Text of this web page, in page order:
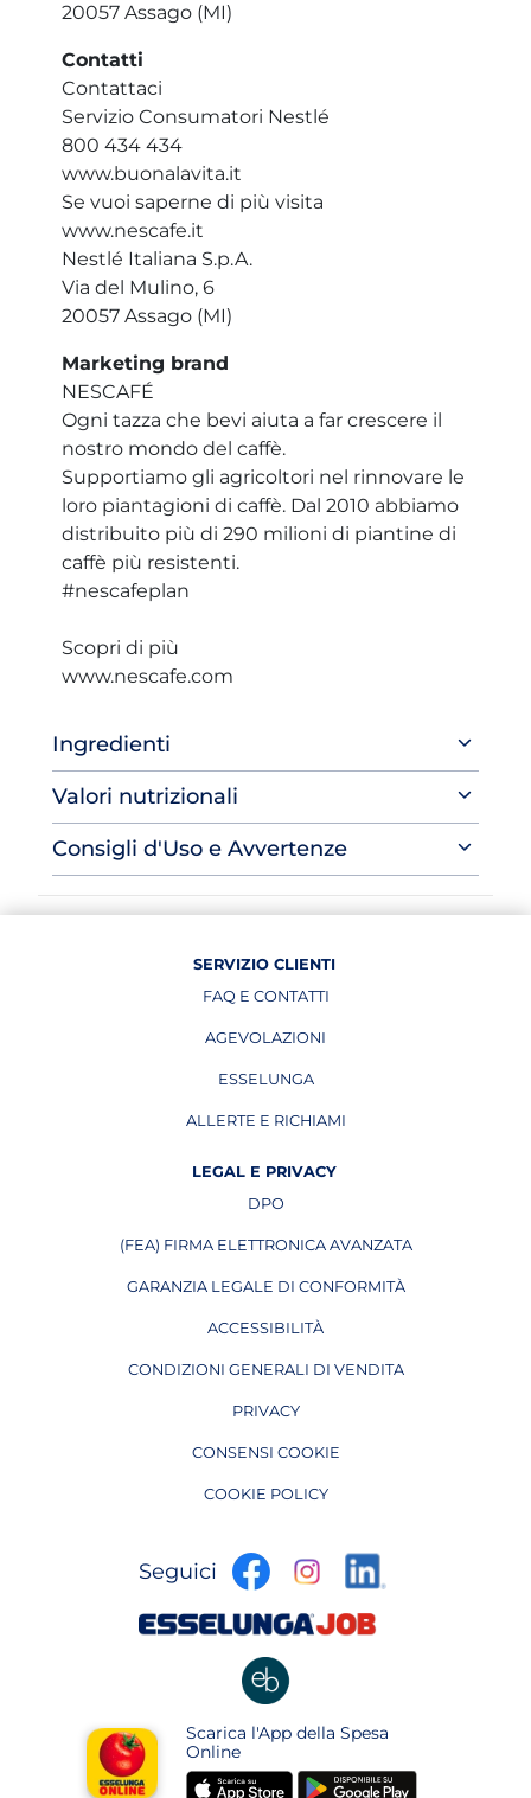
20057 Assago (MI)
Contatti
Contattaci
Servizio Consumatori Nestlé
800 434 434
www.buonalavita.it
Se vuoi saperne di più visita
www.nescafe.it
Nestlé Italiana S.p.A.
Via del Mulino, 6
20057 Assago (MI)
Marketing brand
NESCAFÉ
Ogni tazza che bevi aiuta a far crescere il
nostro mondo del caffè.
Supportiamo gli agricoltori nel rinnovare le
loro piantagioni di caffè. Dal 2010 abbiamo
distribuito più di 290 milioni di piantine di
caffè più resistenti.
#nescafeplan
Scopri di più
www.nescafe.com
Ingredienti
Valori nutrizionali
Consigli d'Uso e Avvertenze
SERVIZIO CLIENTI
FAQ E CONTATTI
AGEVOLAZIONI
ESSELUNGA
APRE IN UNA NUOVA PAGINA
ALLERTE E RICHIAMI
APRE IN UNA NUOVA PAGINA
LEGAL E PRIVACY
DPO
APRE IN UNA NUOVA PAGINA
(FEA) FIRMA ELETTRONICA AVANZATA
APRE IN UNA NUOVA PAGINA
GARANZIA LEGALE DI CONFORMITÀ
ACCESSIBILITÀ
CONDIZIONI GENERALI DI VENDITA
PRIVACY
CONSENSI COOKIE
COOKIE POLICY
Seguici
apre
una
pagina
apre
una
in
pagina
in
una
Scarica l'App della Spesa
Online
apre apre